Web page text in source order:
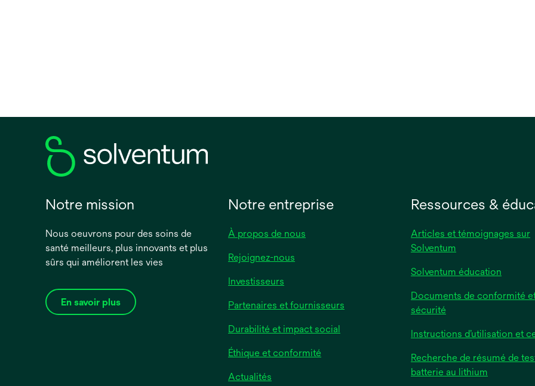
Matériau
Papier
Plastique
Voir tout
Couleur du produit
Nu
Type de pansement
Notre mission
Nous oeuvrons pour des soins de
santé meilleurs, plus innovants et plus
sûrs qui améliorent les vies
En savoir plus
Notre entreprise
À propos de nous
Rejoignez-nous
Investisseurs
Partenaires et fournisseurs
Durabilité et impact social
Éthique et conformité
Actualités
Ressources &
Articles et témoignages sur
Solventum
Solventum éducation
Documents de conformité
sécurité
Instructions d’utilisation et
Recherche de résumé de
batterie au lithium